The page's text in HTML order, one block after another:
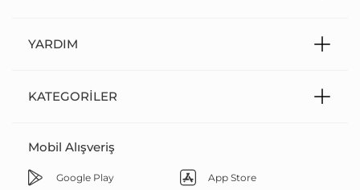
YARDIM
KATEGORILER
Mobil Alışveriş
Google Play App Store